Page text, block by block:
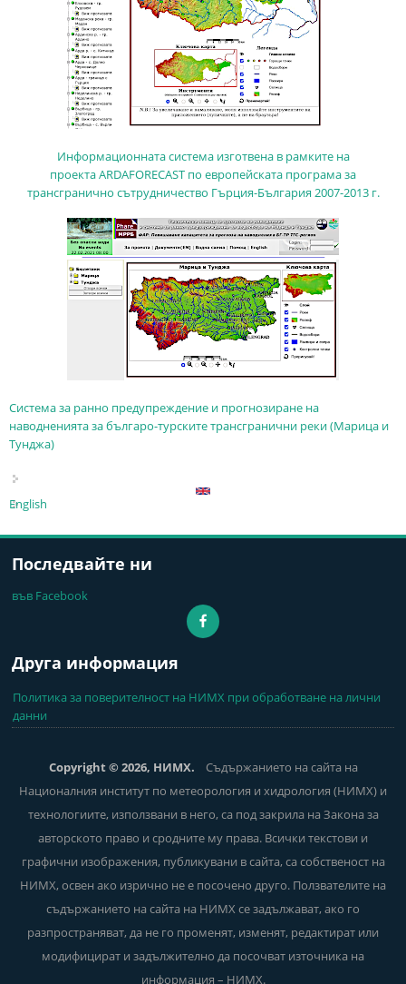
Информационната система изготвена в рамките на
проекта ARDAFORECAST по европейската програма за
трансгранично сътрудничество Гърция-България 2007-2013 г.
Система за ранно предупреждение и прогнозиране на
наводненията за българо-турските трансгранични реки (Марица и
Тунджа)
English
Последвайте ни
във Facebook
Друга информация
Политика за поверителност на НИМХ при обработване на лични
данни
Copyright © 2026, НИМХ. Съдържанието на сайта на
Националния институт по метеорология и хидрология (НИМХ) и
технологиите, използвани в него, са под закрила на Закона за
авторското право и сродните му права. Всички текстови и
графични изображения, публикувани в сайта, са собственост на
НИМХ, освен ако изрично не е посочено друго. Ползвателите на
съдържанието на сайта на НИМХ се задължават, ако го
разпространяват, да не го променят, изменят, редактират или
модифицират и задължително да посочват източника на
информация – НИМХ.